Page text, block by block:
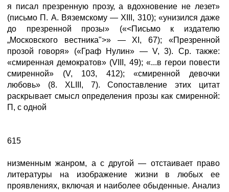
я писал презренную прозу, а вдохновение не лезет»
(письмо П. А. Вяземскому — XIII, 310); «унизился даже
до презренной прозы» («<Письмо к издателю
„Московского вестника">» — XI, 67); «Презренной
прозой говоря» («Граф Нулин» — V, 3). Ср. также:
«смиренная демократов» (VIII, 49); «...в герои повести
смиренной» (V, 103, 412); «смиренной девочки
любовь» (8. XLIII, 7). Сопоставление этих цитат
раскрывает смысл определения прозы как смиренной:
П, с одной
615
низменным жанром, а с другой — отстаивает право
литературы на изображение жизни в любых ее
проявлениях, включая и наиболее обыденные. Анализ